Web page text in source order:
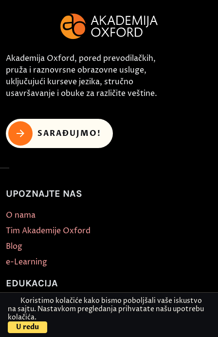
Akademija Oxford, pored prevodilačkih,
pruža i raznovrsne obrazovne usluge,
uključujući kurseve jezika, stručno
usavršavanje i obuke za različite veštine.
SARAĐUJMO!
UPOZNAJTE NAS
O nama
Tim Akademije Oxford
Blog
e-Learning
EDUKACIJA
Stručni kursevi i obuke
Škola računara
Koristimo kolačiće kako bismo poboljšali vaše iskustvo
na sajtu. Nastavkom pregledanja prihvatate našu upotrebu
kolačića.
U redu